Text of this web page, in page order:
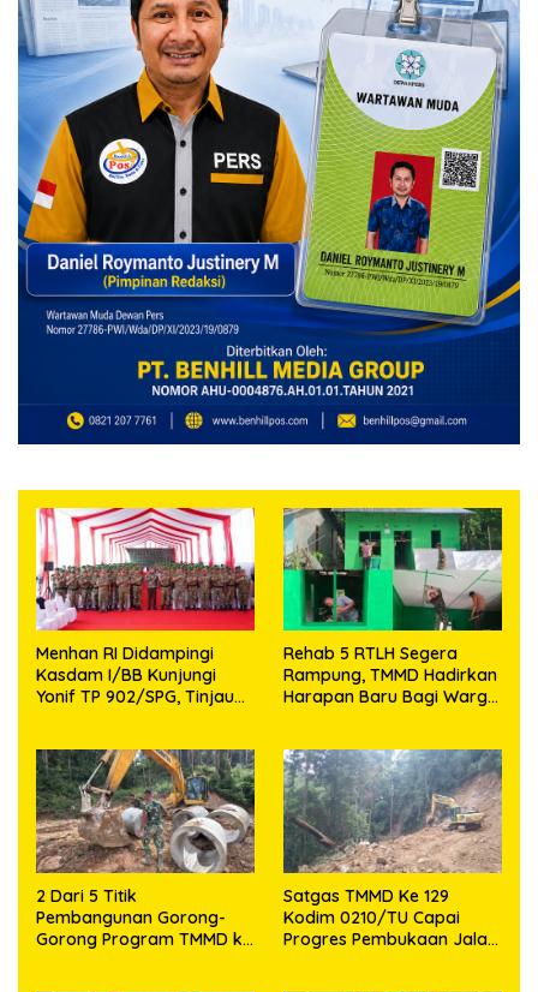
Menhan RI Didampingi
Kasdam I/BB Kunjungi
Yonif TP 902/SPG, Tinjau
Rehab 5 RTLH Segera
Rampung, TMMD Hadirkan
Harapan Baru Bagi Warga
2 Dari 5 Titik
Pembangunan Gorong-
Gorong Program TMMD ke
Satgas TMMD Ke 129
Kodim 0210/TU Capai
Progres Pembukaan Jalan